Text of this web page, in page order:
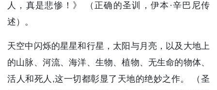
人，真是悲惨！》 （正确的圣训，伊本·辛巴尼传
述）。
天空中闪烁的星星和行星，太阳与月亮，以及大地上
的山脉、河流、海洋、生物、植物、无生命的物体、
活人和死人,这一切都彰显了天地的绝妙之作。 （圣